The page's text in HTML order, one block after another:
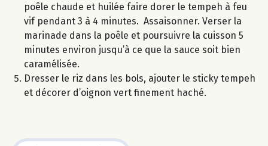
poêle chaude et huilée faire dorer le tempeh à feu
vif pendant 3 à 4 minutes. Assaisonner. Verser la
marinade dans la poêle et poursuivre la cuisson 5
minutes environ jusqu’à ce que la sauce soit bien
caramélisée.
Dresser le riz dans les bols, ajouter le sticky tempeh
et décorer d’oignon vert finement haché.